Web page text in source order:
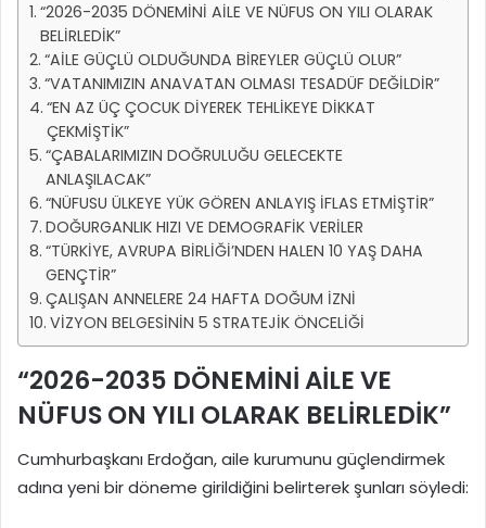
“2026-2035 DÖNEMİNİ AİLE VE NÜFUS ON YILI OLARAK
BELİRLEDİK”
“AİLE GÜÇLÜ OLDUĞUNDA BİREYLER GÜÇLÜ OLUR”
“VATANIMIZIN ANAVATAN OLMASI TESADÜF DEĞİLDİR”
“EN AZ ÜÇ ÇOCUK DİYEREK TEHLİKEYE DİKKAT
ÇEKMİŞTİK”
“ÇABALARIMIZIN DOĞRULUĞU GELECEKTE
ANLAŞILACAK”
“NÜFUSU ÜLKEYE YÜK GÖREN ANLAYIŞ İFLAS ETMİŞTİR”
DOĞURGANLIK HIZI VE DEMOGRAFİK VERİLER
“TÜRKİYE, AVRUPA BİRLİĞİ’NDEN HALEN 10 YAŞ DAHA
GENÇTİR”
ÇALIŞAN ANNELERE 24 HAFTA DOĞUM İZNİ
VİZYON BELGESİNİN 5 STRATEJİK ÖNCELİĞİ
“2026-2035 DÖNEMİNİ AİLE VE
NÜFUS ON YILI OLARAK BELİRLEDİK”
Cumhurbaşkanı Erdoğan, aile kurumunu güçlendirmek
adına yeni bir döneme girildiğini belirterek şunları söyledi: